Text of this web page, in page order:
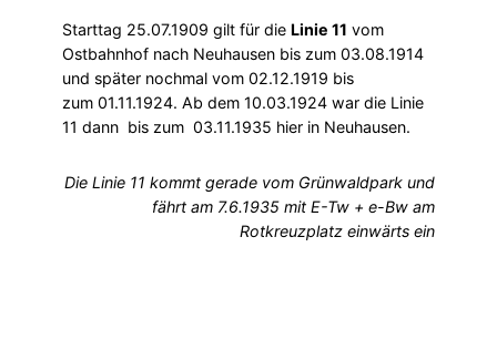
Starttag 25.07.1909 gilt für die Linie 11 vom
Ostbahnhof nach Neuhausen bis zum 03.08.1914
und später nochmal vom 02.12.1919 bis
zum 01.11.1924. Ab dem 10.03.1924 war die Linie
11 dann bis zum 03.11.1935 hier in Neuhausen.
Die Linie 11 kommt gerade vom Grünwaldpark und
fährt am 7.6.1935 mit E-Tw + e-Bw am
Rotkreuzplatz einwärts ein